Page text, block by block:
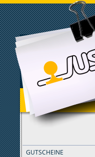
GUTSCHEINE
FILTER